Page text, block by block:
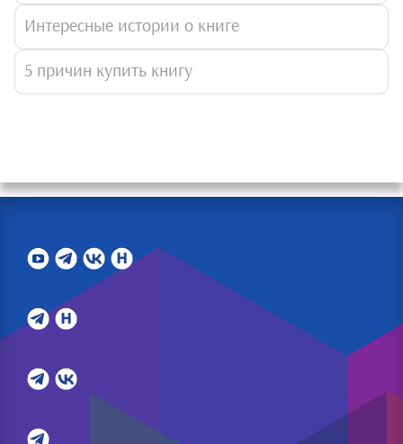
Интересные истории о книге
5 причин купить книгу